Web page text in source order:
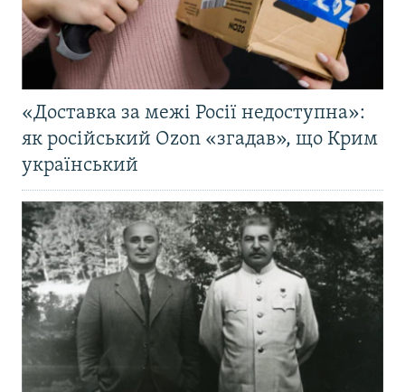
«Доставка за межі Росії недоступна»:
як російський Ozon «згадав», що Крим
український